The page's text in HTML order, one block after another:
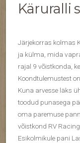
Käruralli
Järjekorras kolmas
ja külma, mida
rajal 9 võistkonda,
Koondtulemustest
Kuna arvesse läks
toodud punasega
oma paremuse
võistkond RV
Esikolmikule pani